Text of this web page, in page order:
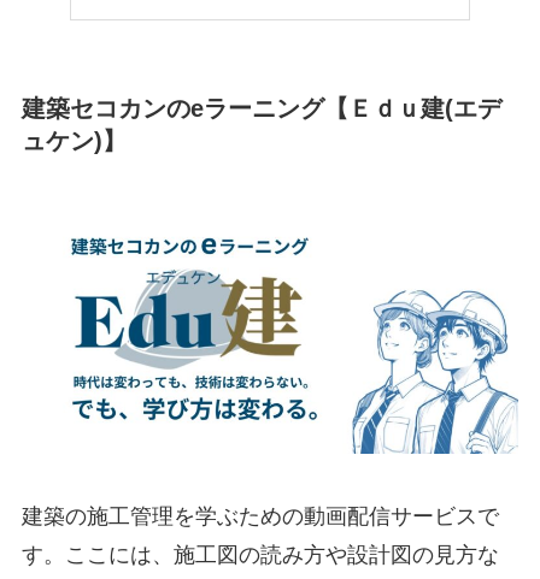
建築セコカンのeラーニング【Ｅｄｕ建(エデ
ュケン)】
建築の施工管理を学ぶための動画配信サービスで
す。ここには、施工図の読み方や設計図の見方な